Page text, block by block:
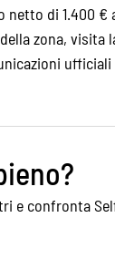
di 1.400
zona, visita
e confronta